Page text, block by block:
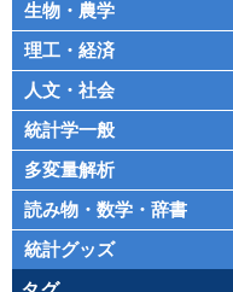
生物・農学
理工・経済
人文・社会
統計学一般
多変量解析
読み物・数学・辞書
統計グッズ